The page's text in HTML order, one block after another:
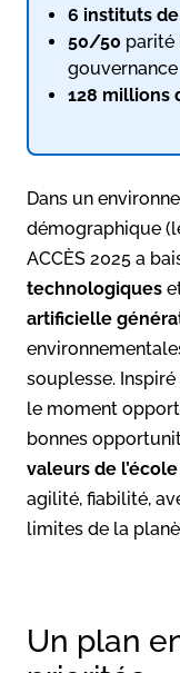
6 instituts
50/50 parité
gouvernance
128 millions
Dans un
démographique
ACCÈS 2025 a
technologiques
artificielle
souplesse.
le moment
bonnes
valeurs de l’école
agilité, fiabilité,
limites de la
Un plan